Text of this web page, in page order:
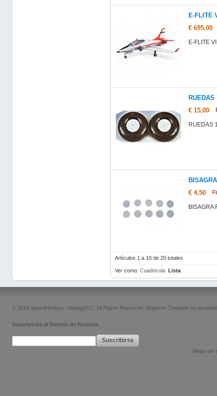
E-FLITE
€ 695,00
E-FLITE
€ 15,00
RUEDAS
€ 4,50
BISAGRA
Artículos 1 a 10 de 20 totales
Ver como: Cuadricula Lista
© 2014 SpeedHobbys / MalagaTIC. All Rights Reserved. Magento Template by
Suscripción al Boletín de Noticias
Suscribirse
Mapa del